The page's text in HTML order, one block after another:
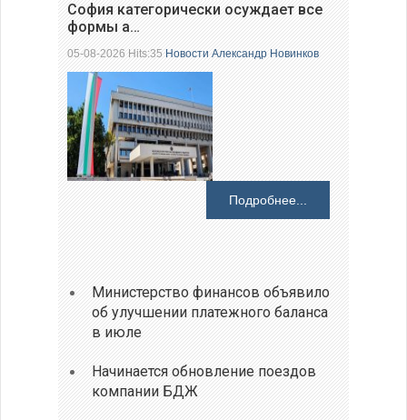
София категорически осуждает все
формы а…
05-08-2026 Hits:35Новости Александр Новинков
Подробнее...
Министерство финансов объявило
об улучшении платежного баланса
в июле
Начинается обновление поездов
компании БДЖ